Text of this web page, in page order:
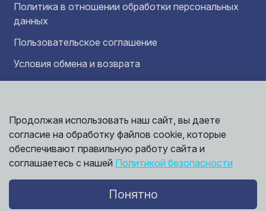
Политика в отношении обработки персональных
данных
Пользовательское соглашение
Условия обмена и возврата
©
Информация представленная на сайте
носит исключительно ознакомительный
характер и ни при каких условиях не может
считаться публичной офертой. Точные
сведения о ценах, условиях продажи и
Политика конфиденциальности
Продолжая использовать наш сайт, вы даете
согласие на обработку файлов cookie, которые
обеспечивают правильную работу сайта и
соглашаетесь с нашей Политикой безопасности
Понятно
обработки